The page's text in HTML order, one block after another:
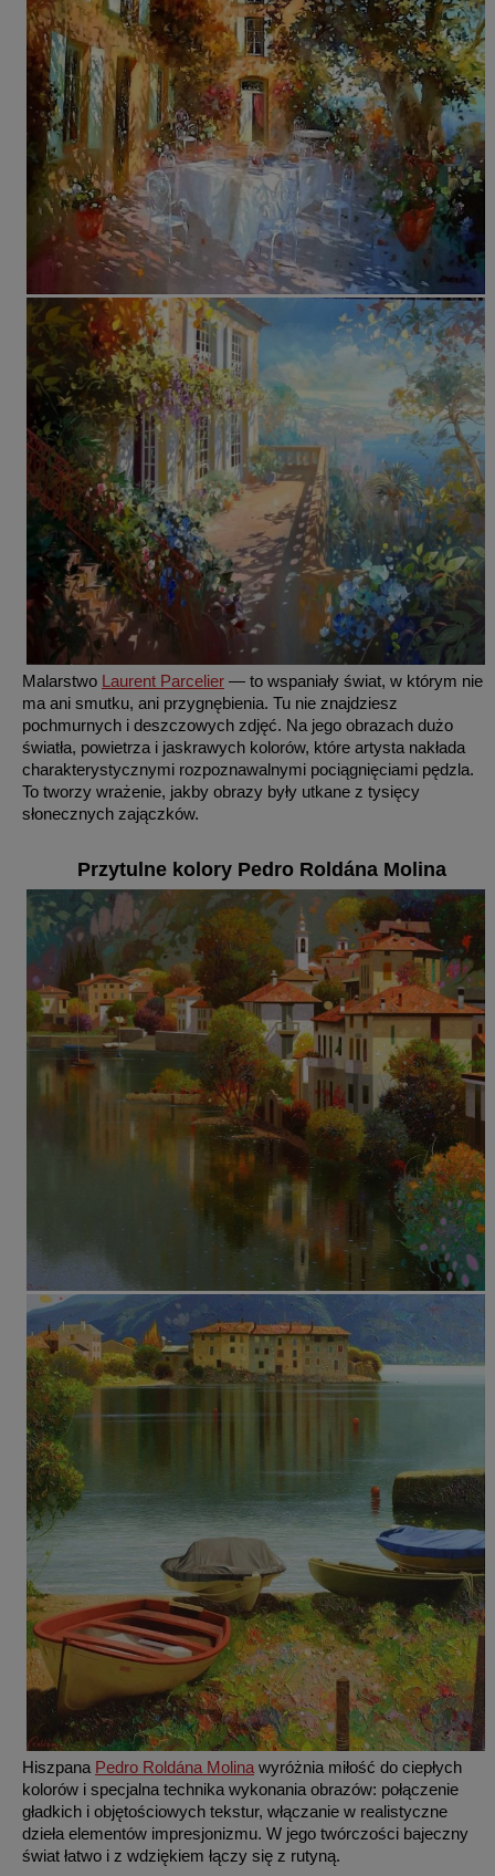
Malarstwo Laurent Parcelier — to wspaniały świat, w którym nie
ma ani smutku, ani przygnębienia. Tu nie znajdziesz
pochmurnych i deszczowych zdjęć. Na jego obrazach dużo
światła, powietrza i jaskrawych kolorów, które artysta nakłada
charakterystycznymi rozpoznawalnymi pociągnięciami pędzla.
To tworzy wrażenie, jakby obrazy były utkane z tysięcy
słonecznych zajączków.
Przytulne kolory Pedro Roldána Molina
Hiszpana Pedro Roldána Molina wyróżnia miłość do ciepłych
kolorów i specjalna technika wykonania obrazów: połączenie
gładkich i objętościowych tekstur, włączanie w realistyczne
dzieła elementów impresjonizmu. W jego twórczości bajeczny
świat łatwo i z wdziękiem łączy się z rutyną.